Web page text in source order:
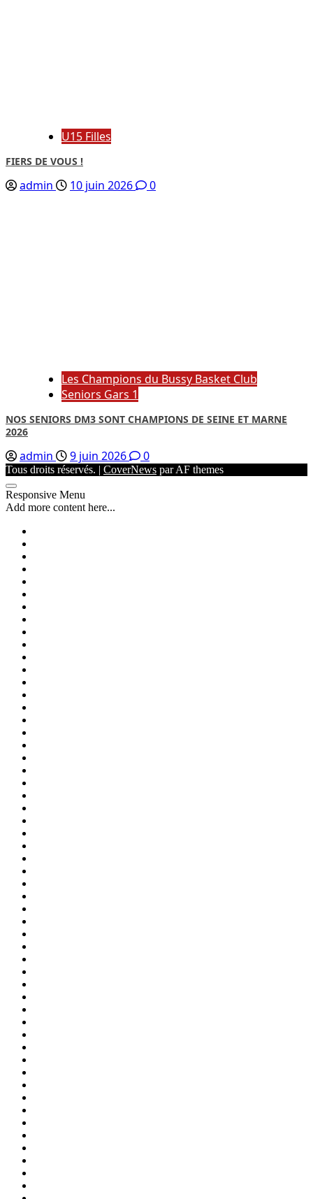
U15 Filles
FIERS DE VOUS !
admin 10 juin 2026 0
Les Champions du Bussy Basket Club
Seniors Gars 1
NOS SENIORS DM3 SONT CHAMPIONS DE SEINE ET MARNE
2026
admin 9 juin 2026 0
Tous droits réservés. | CoverNews par AF themes
Responsive Menu
Add more content here...